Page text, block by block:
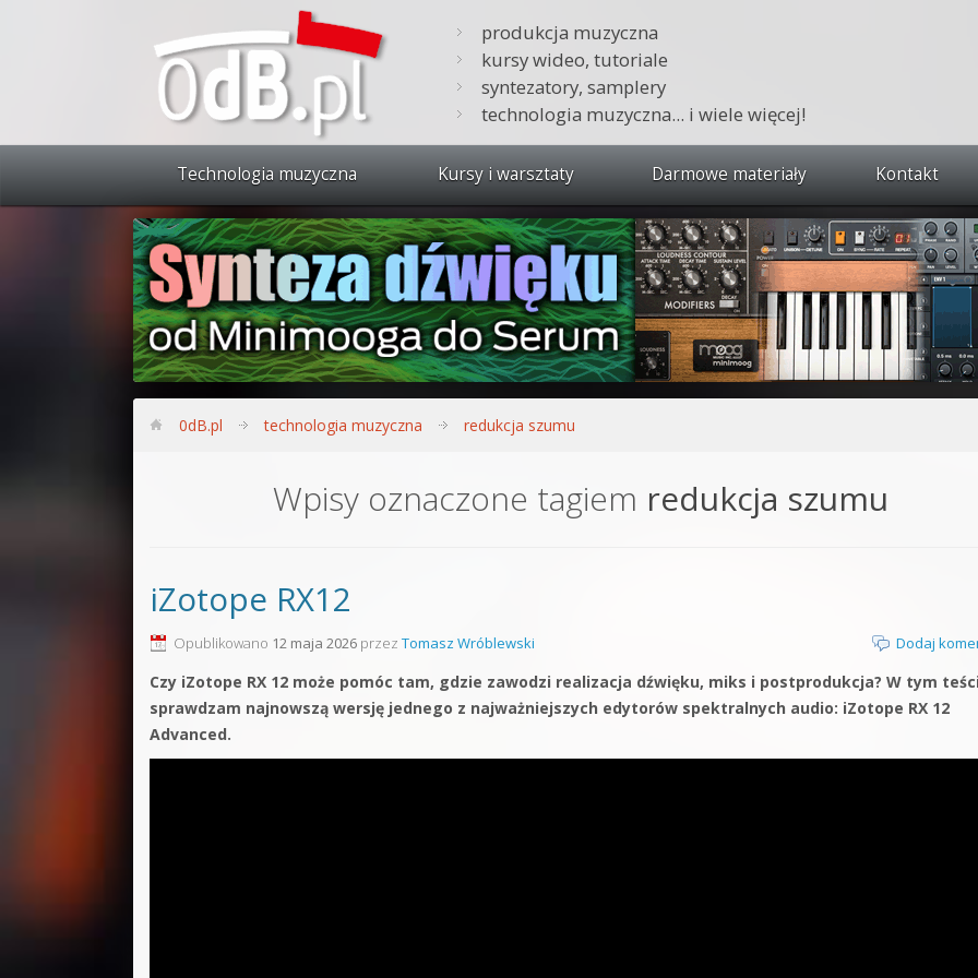
produkcja muzyczna
kursy wideo, tutoriale
syntezatory, samplery
technologia muzyczna... i wiele więcej!
Technologia muzyczna Kursy i warsztaty
Zobacz wszystkie kursy i warsztaty
Synteza dźwięku 🔥
Produkcja muzyczna w praktyce
Bitwig Studio od podstaw
Sound Forge od podstaw
Pakiety
Darmowe materiały Kontakt
0dB.pl technologia muzyczna redukcja szumu
Wpisy oznaczone tagiem redukcja szumu
iZotope RX12
Opublikowano 12 maja 2026 przez Tomasz Wróblewski Dodaj
Czy iZotope RX 12 może pomóc tam, gdzie zawodzi realizacja dźwięku, miks i postprodukcja? W tym
sprawdzam najnowszą wersję jednego z najważniejszych edytorów spektralnych audio: iZotope RX 12
Advanced.